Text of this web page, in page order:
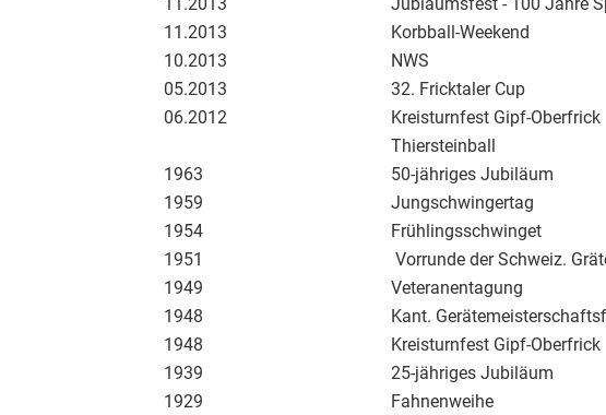
11.2013
Korbball-Weekend
10.2013
NWS
05.2013
32. Fricktaler Cup
06.2012
Kreisturnfest Gipf-Oberfrick
Thiersteinball
1963
50-jähriges Jubiläum
1959
Jungschwingertag
1954
Frühlingsschwinget
1951
Vorrunde der Schweiz.
1949
Veteranentagung
1948
Kant.
1948
Kreisturnfest Gipf-Oberfrick
1939
25-jähriges Jubiläum
1929
Fahnenweihe